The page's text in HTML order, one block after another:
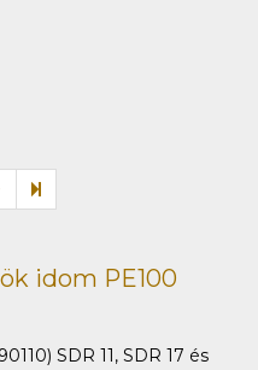
idom PE100
SDR 11, SDR 17 és